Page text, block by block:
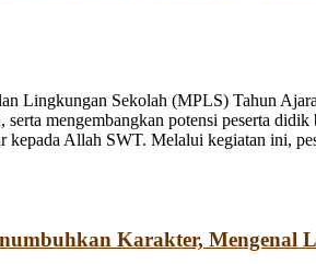
Lingkungan Sekolah (MPLS) Tahun
mengembangkan potensi peserta
Allah SWT. Melalui kegiatan ini,
Karakter, Mengenal